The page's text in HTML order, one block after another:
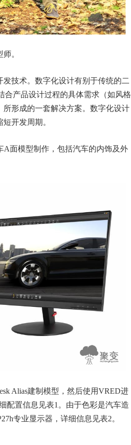
。
技术。数字化设计有别于传统的二
合产品设计过程的具体需求（如风格
形成的一套解决方案。数字化设计
开发周期。
面模型制作，包括汽车的内饰及外
Alias建制模型，然后使用VRED进
配置信息见表1。由于色彩是汽车造
专业显示器，详细信息见表2。